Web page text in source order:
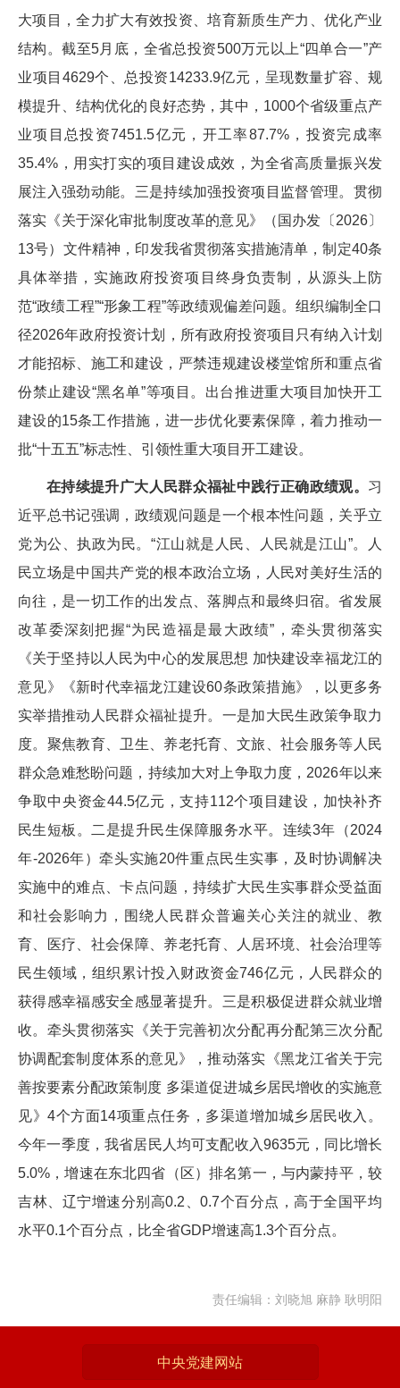
大项目，全力扩大有效投资、培育新质生产力、优化产业
结构。截至5月底，全省总投资500万元以上“四单合一”产
业项目4629个、总投资14233.9亿元，呈现数量扩容、规
模提升、结构优化的良好态势，其中，1000个省级重点产
业项目总投资7451.5亿元，开工率87.7%，投资完成率
35.4%，用实打实的项目建设成效，为全省高质量振兴发
展注入强劲动能。三是持续加强投资项目监督管理。贯彻
落实《关于深化审批制度改革的意见》（国办发〔2026〕
13号）文件精神，印发我省贯彻落实措施清单，制定40条
具体举措，实施政府投资项目终身负责制，从源头上防
范“政绩工程”“形象工程”等政绩观偏差问题。组织编制全口
径2026年政府投资计划，所有政府投资项目只有纳入计划
才能招标、施工和建设，严禁违规建设楼堂馆所和重点省
份禁止建设“黑名单”等项目。出台推进重大项目加快开工
建设的15条工作措施，进一步优化要素保障，着力推动一
批“十五五”标志性、引领性重大项目开工建设。
在持续提升广大人民群众福祉中践行正确政绩观。 习
近平总书记强调，政绩观问题是一个根本性问题，关乎立
党为公、执政为民。“江山就是人民、人民就是江山”。人
民立场是中国共产党的根本政治立场，人民对美好生活的
向往，是一切工作的出发点、落脚点和最终归宿。省发展
改革委深刻把握“为民造福是最大政绩”，牵头贯彻落实
《关于坚持以人民为中心的发展思想 加快建设幸福龙江的
意见》《新时代幸福龙江建设60条政策措施》，以更多务
实举措推动人民群众福祉提升。一是加大民生政策争取力
度。聚焦教育、卫生、养老托育、文旅、社会服务等人民
群众急难愁盼问题，持续加大对上争取力度，2026年以来
争取中央资金44.5亿元，支持112个项目建设，加快补齐
民生短板。二是提升民生保障服务水平。连续3年（2024
年-2026年）牵头实施20件重点民生实事，及时协调解决
实施中的难点、卡点问题，持续扩大民生实事群众受益面
和社会影响力，围绕人民群众普遍关心关注的就业、教
育、医疗、社会保障、养老托育、人居环境、社会治理等
民生领域，组织累计投入财政资金746亿元，人民群众的
获得感幸福感安全感显著提升。三是积极促进群众就业增
收。牵头贯彻落实《关于完善初次分配再分配第三次分配
协调配套制度体系的意见》，推动落实《黑龙江省关于完
善按要素分配政策制度 多渠道促进城乡居民增收的实施意
见》4个方面14项重点任务，多渠道增加城乡居民收入。
今年一季度，我省居民人均可支配收入9635元，同比增长
5.0%，增速在东北四省（区）排名第一，与内蒙持平，较
吉林、辽宁增速分别高0.2、0.7个百分点，高于全国平均
水平0.1个百分点，比全省GDP增速高1.3个百分点。
责任编辑：刘晓旭 麻静 耿明阳
中央党建网站